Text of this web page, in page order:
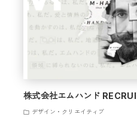
株式会社エムハンド
デザイン・クリエイティブ